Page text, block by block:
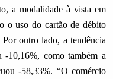
a modalidade à vista em
o uso do cartão de débito
outro lado, a tendência
10,16%, como também a
-58,33%. “O comércio